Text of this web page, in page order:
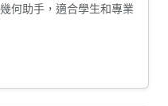
何助手，適合學生和專業